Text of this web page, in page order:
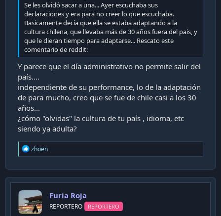
Se les olvidó sacar a una... Ayer escuchaba sus
declaraciones y era para no creer lo que escuchaba.
Basicamente decía que ella se estaba adaptando a la
cultura chilena, que llevaba más de 30 años fuera del pais, y
que le dieran tiempo para adaptarse... Rescato este
comentario de reddit:
Y parece que el día administrativo no permite salir del
país....
independiente de su performance, lo de la adaptación
de para mucho, creo que se fue de chile casi a los 30
años...
¿cómo "olvidas" la cultura de tu país , idioma, etc
siendo ya adulta?
R
e
c
t
o
n
s
zhoen
Furia Roja
REPORTERO REPORTERO